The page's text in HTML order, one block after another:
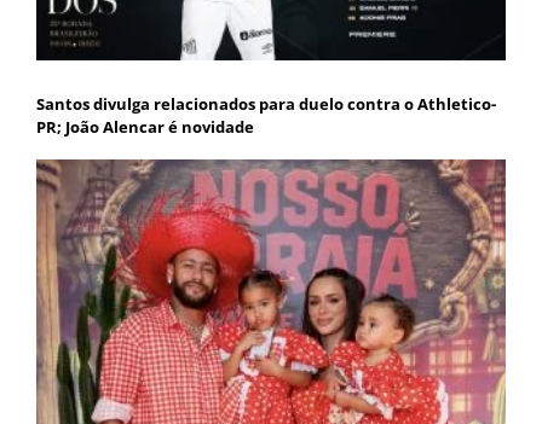
Santos divulga relacionados para duelo contra o Athletico-
PR; João Alencar é novidade